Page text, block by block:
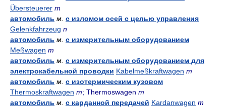
Übersteuerer m
автомобиль м. с изломом осей с целью управления
Gelenkfahrzeug n
автомобиль м. с измерительным оборудованием
Meßwagen m
автомобиль м. с измерительным оборудованием для
электрокабельной проводки Kabelmeßkraftwagen m
автомобиль м. с изотермическим кузовом
Thermoskraftwagen m; Thermoswagen m
автомобиль м. с карданной передачей Kardanwagen m